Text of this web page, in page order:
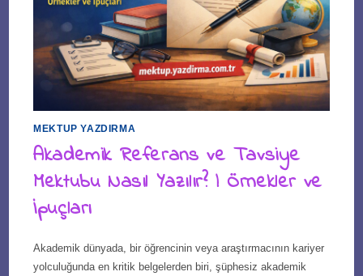
MEKTUP YAZDIRMA
Akademik Referans ve Tavsiye
Mektubu Nasıl Yazılır? | Örnekler ve
İpuçları
Akademik dünyada, bir öğrencinin veya araştırmacının kariyer
yolculuğunda en kritik belgelerden biri, şüphesiz akademik